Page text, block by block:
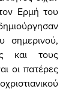
Ερμή του
σημερινού,
και τους
οι πατέρες